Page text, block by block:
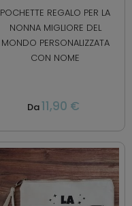
POCHETTE REGALO PER LA
NONNA MIGLIORE DEL
MONDO PERSONALIZZATA
CON NOME
Da11,90 €